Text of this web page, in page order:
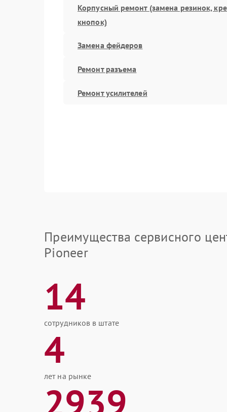
Корпусный ремонт (замена резинок,
кнопок)
Замена фейдеров
Ремонт разъема
Ремонт усилителей
Преимущества сервисного
Pioneer
14
сотрудников в штате
4
лет на рынке